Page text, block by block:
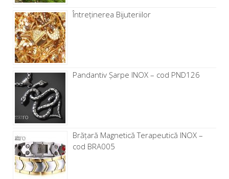
Întreținerea Bijuteriilor
Pandantiv Șarpe INOX – cod PND126
Brăţară Magnetică Terapeutică INOX –
cod BRA005